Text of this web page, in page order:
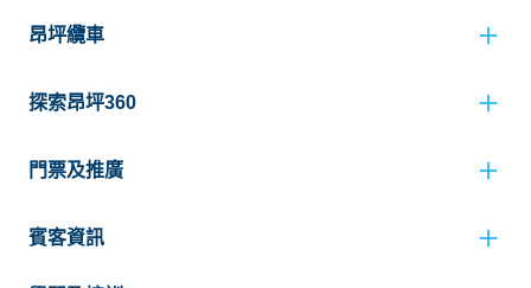
昂坪纜車
探索昂坪360
門票及推廣
賓客資訊